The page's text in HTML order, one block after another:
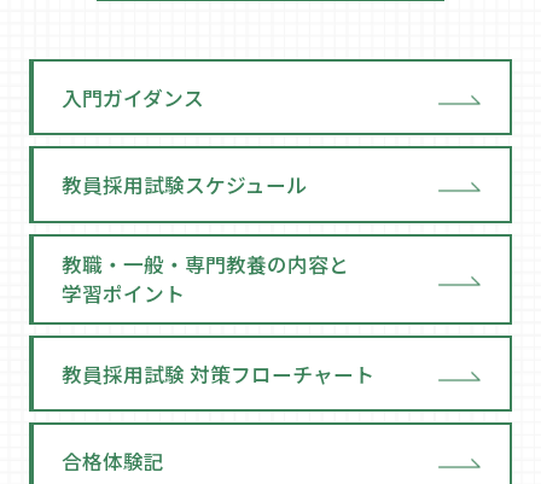
入門ガイダンス
教員採用試験スケジュール
教職・一般・専門教養の内容と
学習ポイント
教員採用試験 対策フローチャート
合格体験記